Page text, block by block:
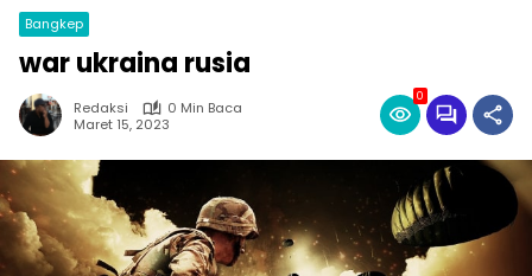
Bangkep
war ukraina rusia
Redaksi
0 Min Baca
Maret 15, 2023
0